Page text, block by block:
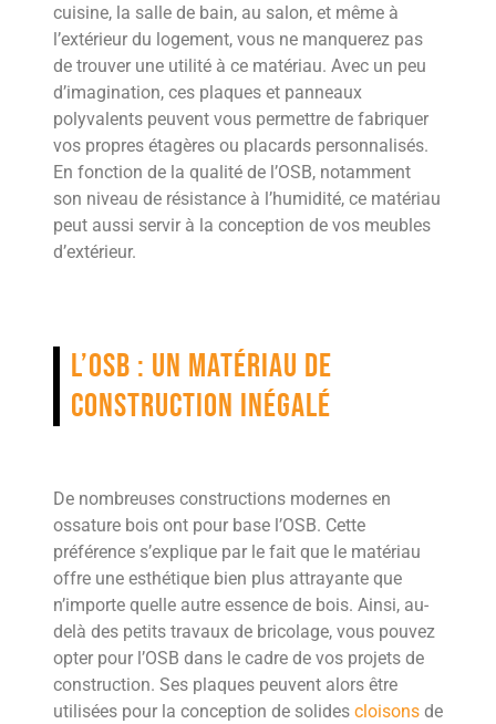
cuisine, la salle de bain, au salon, et même à
l’extérieur du logement, vous ne manquerez pas
de trouver une utilité à ce matériau. Avec un peu
d’imagination, ces plaques et panneaux
polyvalents peuvent vous permettre de fabriquer
vos propres étagères ou placards personnalisés.
En fonction de la qualité de l’OSB, notamment
son niveau de résistance à l’humidité, ce matériau
peut aussi servir à la conception de vos meubles
d’extérieur.
L’OSB : un matériau de
construction inégalé
De nombreuses constructions modernes en
ossature bois ont pour base l’OSB. Cette
préférence s’explique par le fait que le matériau
offre une esthétique bien plus attrayante que
n’importe quelle autre essence de bois. Ainsi, au-
delà des petits travaux de bricolage, vous pouvez
opter pour l’OSB dans le cadre de vos projets de
construction. Ses plaques peuvent alors être
utilisées pour la conception de solides cloisons de